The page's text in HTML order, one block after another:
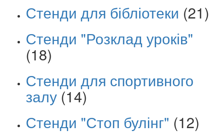
Стенди для бібліотеки (21)
Стенди "Розклад уроків"
(18)
Стенди для спортивного
залу(14)
Стенди "Стоп булінг" (12)